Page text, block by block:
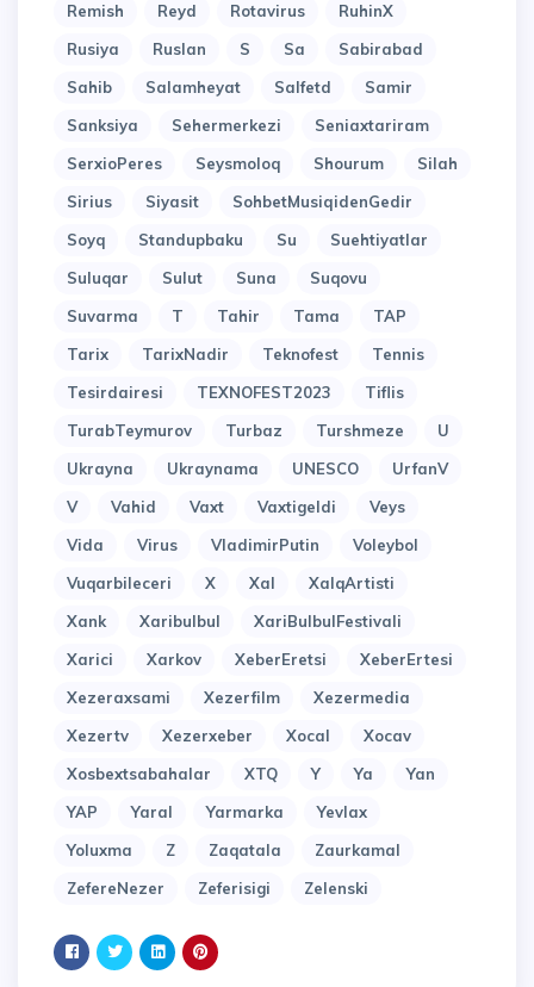
Remish
Reyd Rotavirus
RuhinX
Rusiya
Ruslan S Sa
Sabirabad
Sahib
Salamheyat Salfetd
Samir
Sanksiya
Sehermerkezi
Seniaxtariram
SerxioPeres
Seysmoloq Shourum
Silah
Sirius
Siyasit
SohbetMusiqidenGedir
Soyq
Standupbaku Su
Suehtiyatlar
Suluqar
Sulut Suna
Suqovu
Suvarma
T Tahir Tama
TAP
Tarix
TarixNadir Teknofest
Tennis
Tesirdairesi
TEXNOFEST2023
Tiflis
TurabTeymurov
Turbaz Turshmeze
U
Ukrayna
Ukraynama UNESCO
UrfanV
V
Vahid Vaxt Vaxtigeldi
Veys
Vida
Virus VladimirPutin
Voleybol
Vuqarbileceri
X Xal
XalqArtisti
Xank
Xaribulbul
XariBulbulFestivali
Xarici
Xarkov XeberEretsi
XeberErtesi
Xezeraxsami
Xezerfilm
Xezermedia
Xezertv
Xezerxeber Xocal
Xocav
Xosbextsabahalar
XTQ Y Ya
Yan
YAP
Yaral Yarmarka
Yevlax
Yoluxma
Z Zaqatala
Zaurkamal
ZefereNezer
Zeferisigi Zelenski